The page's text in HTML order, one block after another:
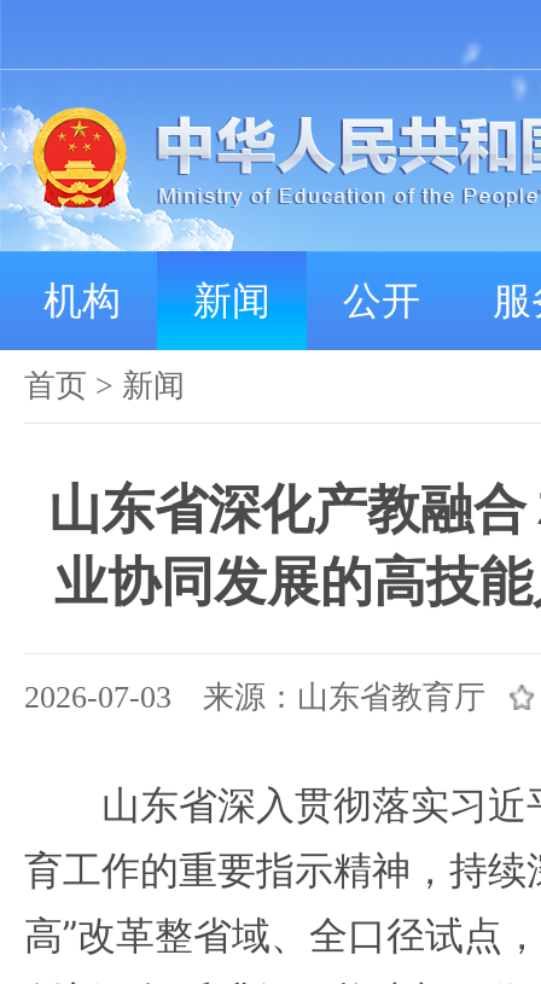
机构 新闻 公开
首页 > 新闻
山东省深化产教融
业协同发展的高技
2026-07-03 来源：山东省教育厅
山东省深入贯彻落实习近
育工作的重要指示精神，持续
高”改革整省域、全口径试点